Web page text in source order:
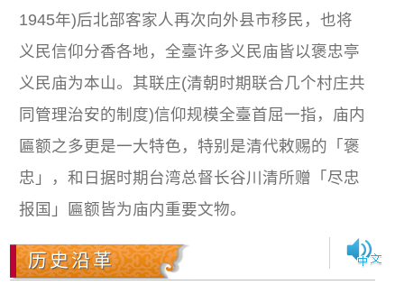
1945年)后北部客家人再次向外县市移民，也将
义民信仰分香各地，全臺许多义民庙皆以褒忠亭
义民庙为本山。其联庄(清朝时期联合几个村庄共
同管理治安的制度)信仰规模全臺首屈一指，庙内
匾额之多更是一大特色，特别是清代敕赐的「褒
忠」，和日据时期台湾总督长谷川清所赠「尽忠
报国」匾额皆为庙内重要文物。
历史沿革